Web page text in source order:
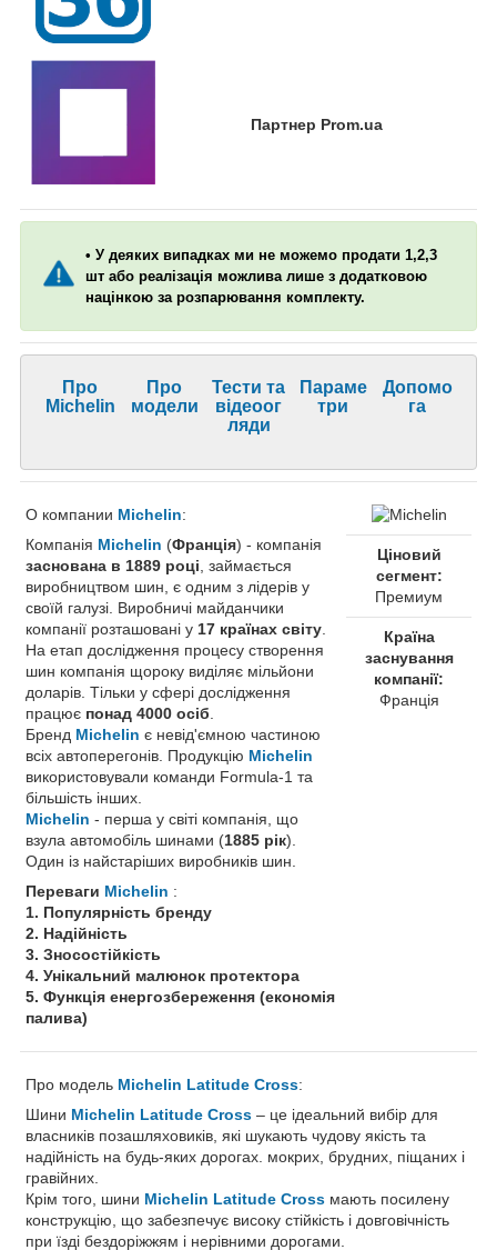
Партнер Prom.ua
• У деяких випадках ми не можемо продати 1,2,3
шт або реалізація можлива лише з додатковою
націнкою за розпарювання комплекту.
Про
Michelin
Про
модели
Тести та
відеоог
ляди
Параме
три
Допомо
га
О компании Michelin:
Компанія Michelin (Франція) - компанія
заснована в 1889 році , займається
виробництвом шин, є одним з лідерів у
своїй галузі. Виробничі майданчики
компанії розташовані у 17 країнах світу
На етап дослідження процесу створення
шин компанія щороку виділяє мільйони
доларів. Тільки у сфері дослідження
працює понад 4000 осіб
Бренд Michelin є невід'ємною частиною
всіх автоперегонів. Продукцію Michelin
використовували команди Formula-1 та
більшість інших.
Michelin - перша у світі компанія, що
взула автомобіль шинами (1885 рік).
Один із найстаріших виробників шин.
Переваги Michelin :
1. Популярність бренду
2. Надійність
3. Зносостійкість
4. Унікальний малюнок протектора
5. Функція енергозбереження (економія
палива)
Ціновий
сегмент:
Премиум
Країна
заснування
компанії:
Франція
Про модель Michelin Latitude Cross:
Шини Michelin Latitude Cross – це ідеальний вибір для
власників позашляховиків, які шукають чудову якість та
надійність на будь-яких дорогах. мокрих, брудних, піщаних і
гравійних.
Крім того, шини Michelin Latitude Cross мають посилену
конструкцію, що забезпечує високу стійкість і довговічність
при їзді бездоріжжям і нерівними дорогами.